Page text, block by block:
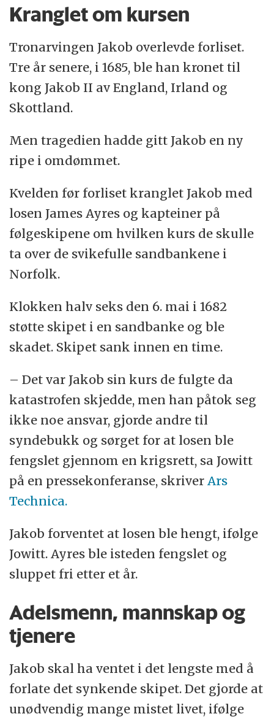
Kranglet om kursen
Tronarvingen Jakob overlevde forliset.
Tre år senere, i 1685, ble han kronet til
kong Jakob II av England, Irland og
Skottland.
Men tragedien hadde gitt Jakob en ny
ripe i omdømmet.
Kvelden før forliset kranglet Jakob med
losen James Ayres og kapteiner på
følgeskipene om hvilken kurs de skulle
ta over de svikefulle sandbankene i
Norfolk.
Klokken halv seks den 6. mai i 1682
støtte skipet i en sandbanke og ble
skadet. Skipet sank innen en time.
– Det var Jakob sin kurs de fulgte da
katastrofen skjedde, men han påtok seg
ikke noe ansvar, gjorde andre til
syndebukk og sørget for at losen ble
fengslet gjennom en krigsrett, sa Jowitt
på en pressekonferanse, skriver Ars
Technica.
Jakob forventet at losen ble hengt, ifølge
Jowitt. Ayres ble isteden fengslet og
sluppet fri etter et år.
Adelsmenn, mannskap og
tjenere
Jakob skal ha ventet i det lengste med å
forlate det synkende skipet. Det gjorde at
unødvendig mange mistet livet, ifølge